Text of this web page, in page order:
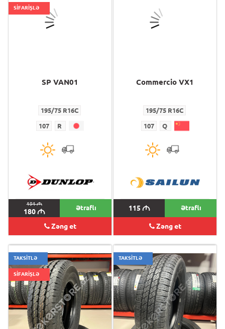
SİFARİŞLƏ
SP VAN01
195/75 R16C
107 R
191M
180M Ətraflı
Zəng et
Commercio VX1
195/75 R16C
107 Q
115 M Ətraflı
Zəng et
TAKSİTLƏ
SİFARİŞLƏ
TAKSİTLƏ